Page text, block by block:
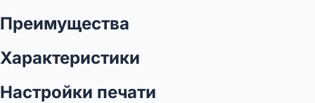
Преимущества
Характеристики
Настройки печати